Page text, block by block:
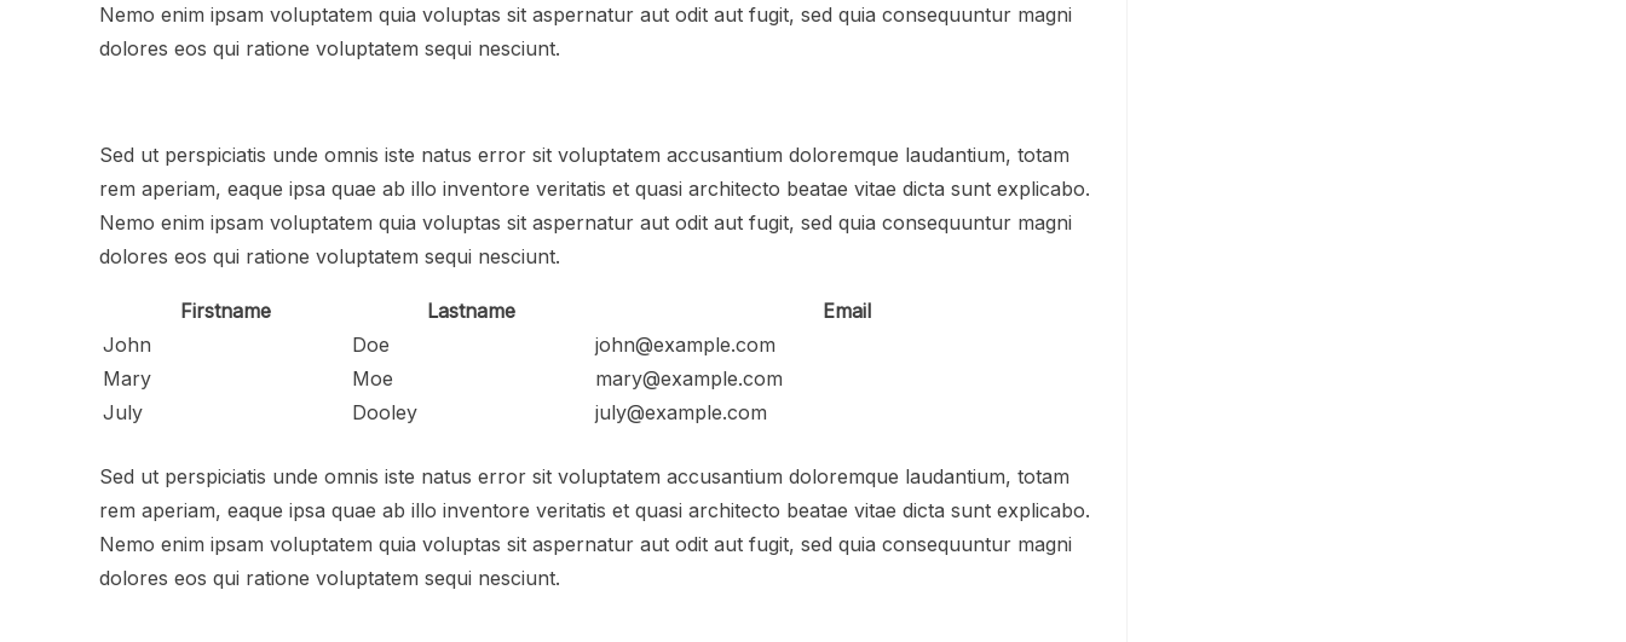
Nemo enim ipsam voluptatem quia voluptas sit aspernatur aut odit aut fugit, sed quia consequuntur magni
dolores eos qui ratione voluptatem sequi nesciunt.
Sed ut perspiciatis unde omnis iste natus error sit voluptatem accusantium doloremque laudantium, totam
rem aperiam, eaque ipsa quae ab illo inventore veritatis et quasi architecto beatae vitae dicta sunt explicabo.
Nemo enim ipsam voluptatem quia voluptas sit aspernatur aut odit aut fugit, sed quia consequuntur magni
dolores eos qui ratione voluptatem sequi nesciunt.
Firstname Lastname
Email
John
Doe
john@example.com
Mary
Moe
mary@example.com
July
Dooley july@example.com
Sed ut perspiciatis unde omnis iste natus error sit voluptatem accusantium doloremque laudantium, totam
rem aperiam, eaque ipsa quae ab illo inventore veritatis et quasi architecto beatae vitae dicta sunt explicabo.
Nemo enim ipsam voluptatem quia voluptas sit aspernatur aut odit aut fugit, sed quia consequuntur magni
dolores eos qui ratione voluptatem sequi nesciunt.